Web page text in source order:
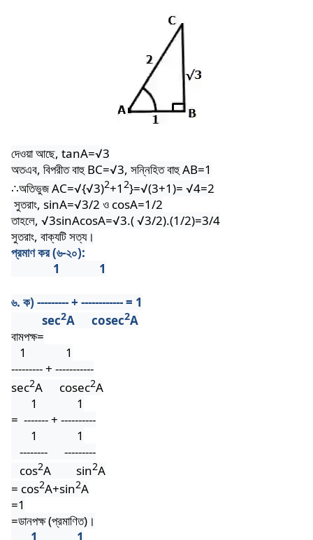
দেওয়া আছে, tanA=√3
অতএব, বিপরীত বাহু BC=√3, সন্নিহিত বাহু AB=1
∴অতিভুজ AC=√{√3)2+1 2}=√(3+1)= √4=2
সুতরাং, sinA=√3/2 ও cosA=1/2
তাহলে, √3sinAcosA=√3.(√3/2).(1/2)=3/4
সুতরাং, বাক্যটি সত্য।
প্রমাণ কর (৬-২০):
1
1
৬. ক) --------- + ------------ = 1
sec2A cosec2A
বামপক্ষ=
1
1
--------- + -----------
sec2A cosec2A
1
1
= ------- + ----------
1
1
--------
---------
cos2A sin2A
= cos2A+sin2A
=1
=ডানপক্ষ (প্রমাণিত)।